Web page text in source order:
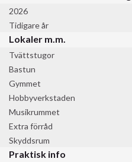
2026
Tidigare år
Lokaler m.m.
Tvättstugor
Bastun
Gymmet
Hobbyverkstaden
Musikrummet
Extra förråd
Skyddsrum
Praktisk info